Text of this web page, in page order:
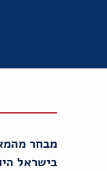
מבחר
בישראל